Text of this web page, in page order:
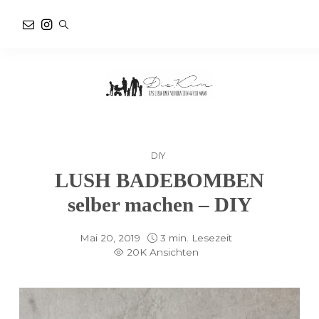
DIY
LUSH BADEBOMBEN
selber machen – DIY
Mai 20, 2019
3 min. Lesezeit
20K Ansichten